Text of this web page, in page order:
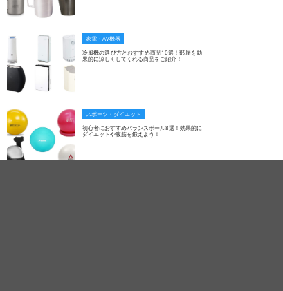
家電・AV機器
冷風機の選び方とおすすめ商品10選！部屋を効
果的に涼しくしてくれる商品をご紹介！
スポーツ・ダイエット
初心者におすすめバランスボール8選！効果的に
ダイエットや腹筋を鍛えよう！